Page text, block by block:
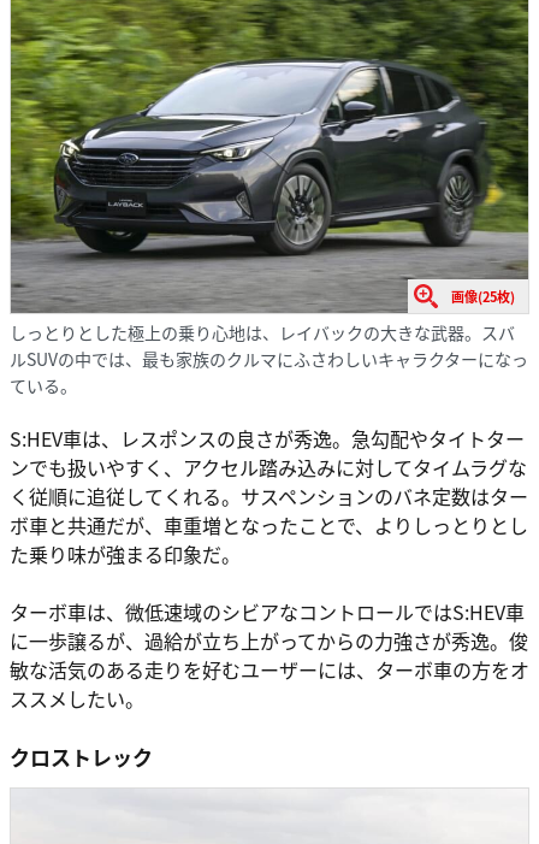
画像(25枚)
しっとりとした極上の乗り心地は、レイバックの大きな武器。スバ
ルSUVの中では、最も家族のクルマにふさわしいキャラクターになっ
ている。
S:HEV車は、レスポンスの良さが秀逸。急勾配やタイトター
ンでも扱いやすく、アクセル踏み込みに対してタイムラグな
く従順に追従してくれる。サスペンションのバネ定数はター
ボ車と共通だが、車重増となったことで、よりしっとりとし
た乗り味が強まる印象だ。
ターボ車は、微低速域のシビアなコントロールではS:HEV車
に一歩譲るが、過給が立ち上がってからの力強さが秀逸。俊
敏な活気のある走りを好むユーザーには、ターボ車の方をオ
ススメしたい。
クロストレック